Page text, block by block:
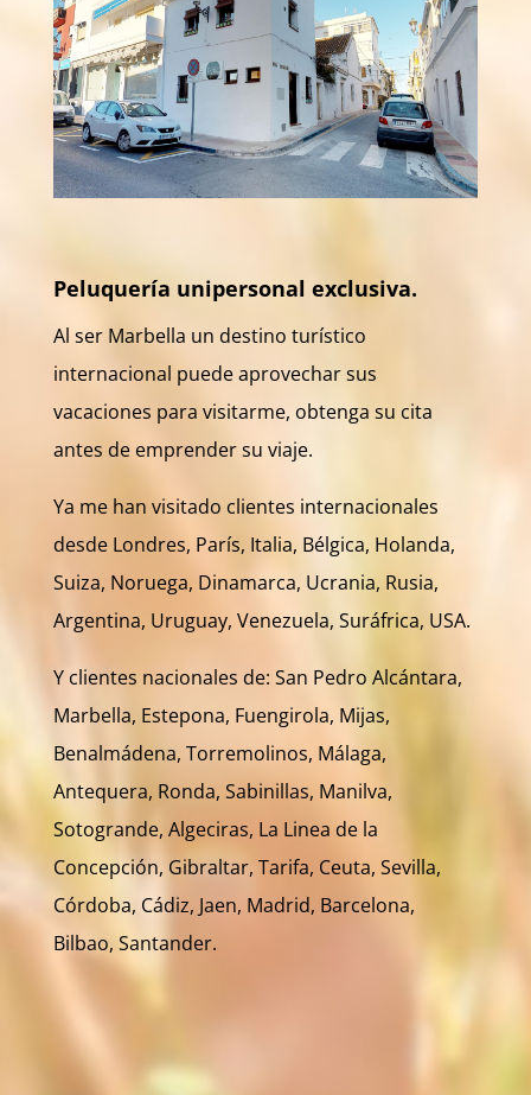
Peluquería unipersonal exclusiva.
Al ser Marbella un destino turístico
internacional puede aprovechar sus
vacaciones para visitarme, obtenga su cita
antes de emprender su viaje.
Ya me han visitado clientes internacionales
desde Londres, París, Italia, Bélgica, Holanda,
Suiza, Noruega, Dinamarca, Ucrania, Rusia,
Argentina, Uruguay, Venezuela, Suráfrica, USA.
Y clientes nacionales de: San Pedro Alcántara,
Marbella, Estepona, Fuengirola, Mijas,
Benalmádena, Torremolinos, Málaga,
Antequera, Ronda, Sabinillas, Manilva,
Sotogrande, Algeciras, La Linea de la
Concepción, Gibraltar, Tarifa, Ceuta, Sevilla,
Córdoba, Cádiz, Jaen, Madrid, Barcelona,
Bilbao, Santander.